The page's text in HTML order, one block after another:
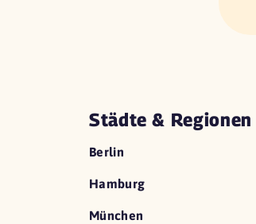
Städte & Regionen
Berlin
Hamburg
München